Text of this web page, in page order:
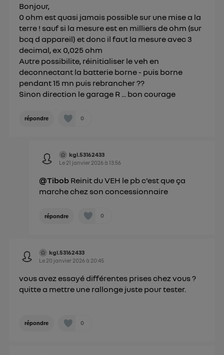
Bonjour,
0 ohm est quasi jamais possible sur une mise a la
terre ! sauf si la mesure est en milliers de ohm (sur
bcq d appareil) et donc il faut la mesure avec 3
decimal, ex 0,025 ohm
Autre possibilite, réinitialiser le veh en
deconnectant la batterie borne - puis borne
pendant 15 mn puis rebrancher ??
Sinon direction le garage R ... bon courage
répondre 0
kgl.53162433
Le 21 janvier 2026à13:56
@Tibob Reinit du VEH le pb c'est que ça
marche chez son concessionnaire
répondre 0
kgl.53162433
Le 20 janvier 2026à 20:45
vous avez essayé différentes prises chez vous ?
quitte a mettre une rallonge juste pour tester.
répondre 0